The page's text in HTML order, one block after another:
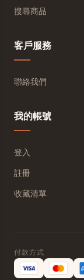
搜尋商品
客戶服務
聯絡我們
我的帳號
登入
註冊
收藏清單
付款方式